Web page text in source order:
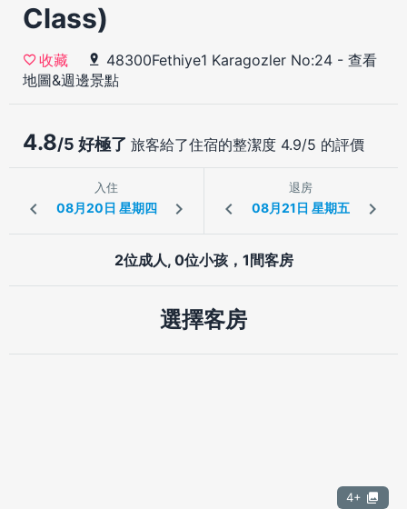
Class)
收藏 48300Fethiye1 Karagozler No:24 - 查看
地圖&週邊景點
4.8/5 好極了 旅客給了住宿的整潔度 4.9/5 的評價
入住 退房
2位成人, 0位小孩，1間客房
選擇客房
4+